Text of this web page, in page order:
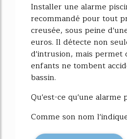
Installer une alarme
recommandé pour tout
creusée, sous peine
euros. Il détecte non
d'intrusion, mais permet
enfants ne tombent
bassin.
Qu'est-ce qu'une alarme
Comme son nom